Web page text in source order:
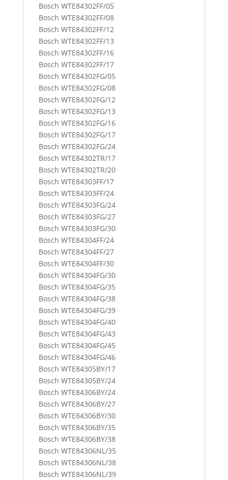
Bosch WTE84302FF/05
Bosch WTE84302FF/08
Bosch WTE84302FF/12
Bosch WTE84302FF/13
Bosch WTE84302FF/16
Bosch WTE84302FF/17
Bosch WTE84302FG/05
Bosch WTE84302FG/08
Bosch WTE84302FG/12
Bosch WTE84302FG/13
Bosch WTE84302FG/16
Bosch WTE84302FG/17
Bosch WTE84302FG/24
Bosch WTE84302TR/17
Bosch WTE84302TR/20
Bosch WTE84303FF/17
Bosch WTE84303FF/24
Bosch WTE84303FG/24
Bosch WTE84303FG/27
Bosch WTE84303FG/30
Bosch WTE84304FF/24
Bosch WTE84304FF/27
Bosch WTE84304FF/30
Bosch WTE84304FG/30
Bosch WTE84304FG/35
Bosch WTE84304FG/38
Bosch WTE84304FG/39
Bosch WTE84304FG/40
Bosch WTE84304FG/43
Bosch WTE84304FG/45
Bosch WTE84304FG/46
Bosch WTE84305BY/17
Bosch WTE84305BY/24
Bosch WTE84306BY/24
Bosch WTE84306BY/27
Bosch WTE84306BY/30
Bosch WTE84306BY/35
Bosch WTE84306BY/38
Bosch WTE84306NL/35
Bosch WTE84306NL/38
Bosch WTE84306NL/39